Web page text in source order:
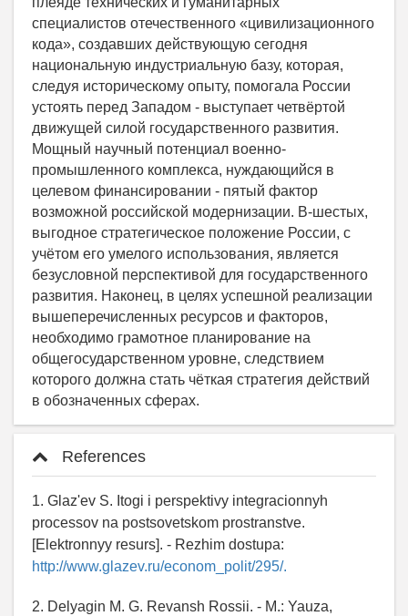
References
1. Glaz'ev S. Itogi i perspektivy integracionnyh
processov na postsovetskom prostranstve.
[Elektronnyy resurs]. - Rezhim dostupa:
http://www.glazev.ru/econom_polit/295/.
2. Delyagin M. G. Revansh Rossii. - M.: Yauza,